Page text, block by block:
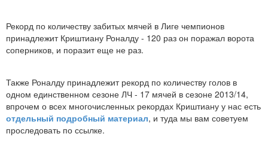
Рекорд по количеству забитых мячей в Лиге чемпионов
принадлежит Криштиану Роналду - 120 раз он поражал ворота
соперников, и поразит еще не раз.
Также Роналду принадлежит рекорд по количеству голов в
одном единственном сезоне ЛЧ - 17 мячей в сезоне 2013/14,
впрочем о всех многочисленных рекордах Криштиану у нас есть
отдельный подробный материал, и туда мы вам советуем
проследовать по ссылке.